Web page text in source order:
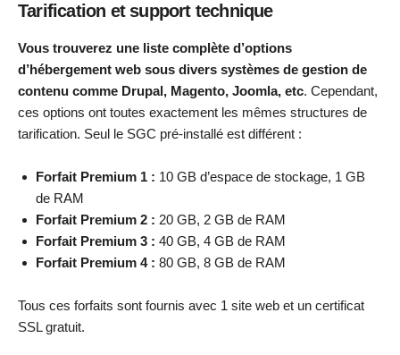
Tarification et support technique
Vous trouverez une liste complète d’options
d’hébergement web sous divers systèmes de gestion de
contenu comme Drupal, Magento, Joomla, etc. Cependant,
ces options ont toutes exactement les mêmes structures de
tarification. Seul le SGC pré-installé est différent :
Forfait Premium 1 : 10 GB d’espace de stockage, 1 GB
de RAM
Forfait Premium 2 : 20 GB, 2 GB de RAM
Forfait Premium 3 : 40 GB, 4 GB de RAM
Forfait Premium 4 : 80 GB, 8 GB de RAM
Tous ces forfaits sont fournis avec 1 site web et un certificat
SSL gratuit.